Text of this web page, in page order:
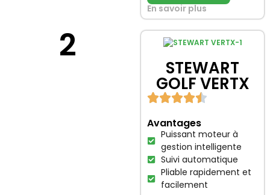
En savoir plus
2
STEWART
GOLF VERTX
Avantages
Puissant moteur à
gestion intelligente
Suivi automatique
Pliable rapidement et
facilement